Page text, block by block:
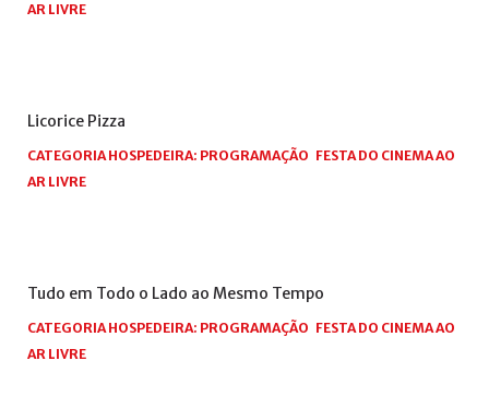
AR LIVRE
Licorice Pizza
CATEGORIA HOSPEDEIRA: PROGRAMAÇÃO FESTA DO CINEMA AO
AR LIVRE
Tudo em Todo o Lado ao Mesmo Tempo
CATEGORIA HOSPEDEIRA: PROGRAMAÇÃO FESTA DO CINEMA AO
AR LIVRE